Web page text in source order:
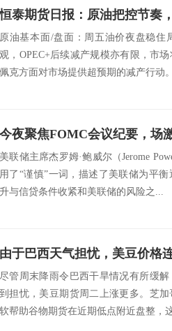
原油基本面/盘面：周五油价夜盘稳住
观，OPEC+后续减产规模亦有限，市
佩克方面对市场提供超预期的减产行动
美联储主席杰罗姆·鲍威尔（Jerome
用了“谨慎”一词，描述了美联储为平
升与信贷条件收紧和美联储的风险之...
由于巴西天气担忧，美豆价格
尽管周末降雨令巴西干旱情况有所缓
到担忧，美豆期货周二上涨更多。芝
软帮助谷物期货在近期低点附近盘整，